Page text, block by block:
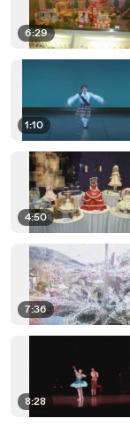
6:29
1:10
4:50
7:36
8:28